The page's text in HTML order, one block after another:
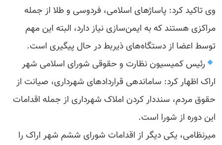
وی تاکید کرد: پاساژهای اسلامی، فردوسی و طلا از جمله
مراکزی هستند که به ایمن‌سازی نیاز دارد، البته این مهم
توسط اعضا از دستگاه‌های ذیربط در حال پیگیری است.
رئیس کمیسیون نظارت و حقوقی شورای اسلامی شهر
اراک اظهار کرد: ساماندهی قراردادهای شهرداری، صیانت از
حقوق مردم، سنددار کردن املاک شهرداری از جمله اقدامات
این دوره از شورا است.
میرنظامی، یکی دیگر از اقدامات شورای ششم شهر اراک را